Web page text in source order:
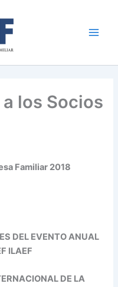
los Socios
Familiar 2018
DEL EVENTO ANUAL
ILAEF
DE LA